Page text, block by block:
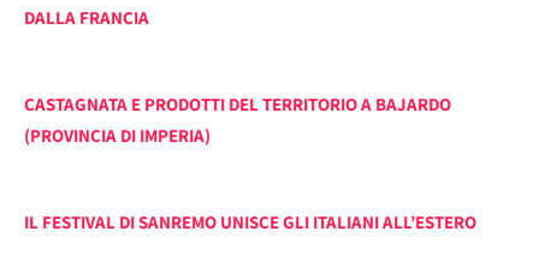
DALLA FRANCIA
CASTAGNATA E PRODOTTI DEL TERRITORIO A BAJARDO
(PROVINCIA DI IMPERIA)
IL FESTIVAL DI SANREMO UNISCE GLI ITALIANI ALL’ESTERO